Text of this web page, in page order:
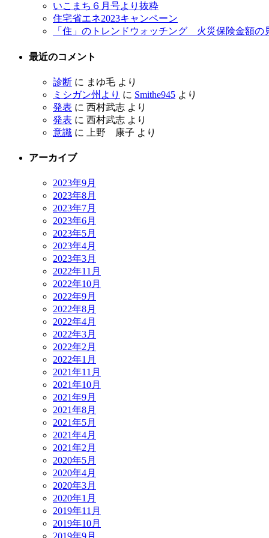
いこまち６月号より抜粋
住宅省エネ2023キャンペーン
「住」のトレンドウォッチング 火災保険金額の
最近のコメント
診断 に まゆ毛 より
ミシガン州より に Smithe945 より
発表 に 西村武志 より
発表 に 西村武志 より
意識 に 上野 康子 より
アーカイブ
2023年9月
2023年8月
2023年7月
2023年6月
2023年5月
2023年4月
2023年3月
2022年11月
2022年10月
2022年9月
2022年8月
2022年4月
2022年3月
2022年2月
2022年1月
2021年11月
2021年10月
2021年9月
2021年8月
2021年5月
2021年4月
2021年2月
2020年5月
2020年4月
2020年3月
2020年1月
2019年11月
2019年10月